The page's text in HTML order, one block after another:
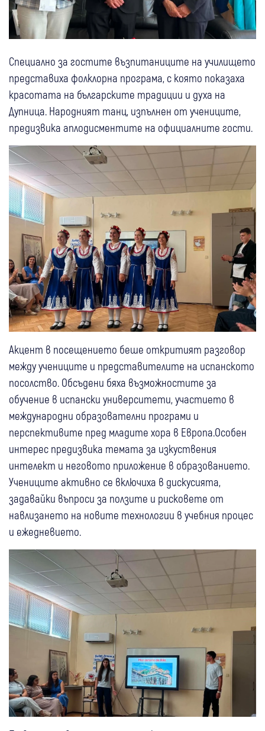
Специално за гостите възпитаниците на училището
представиха фолклорна програма, с която показаха
красотата на българските традиции и духа на
Дупница. Народният танц, изпълнен от учениците,
предизвика аплодисментите на официалните гости.
Акцент в посещението беше откритият разговор
между учениците и представителите на испанското
посолство. Обсъдени бяха възможностите за
обучение в испански университети, участието в
международни образователни програми и
перспективите пред младите хора в Европа.Особен
интерес предизвика темата за изкуствения
интелект и неговото приложение в образованието.
Учениците активно се включиха в дискусията,
задавайки въпроси за ползите и рисковете от
навлизането на новите технологии в учебния процес
и ежедневието.